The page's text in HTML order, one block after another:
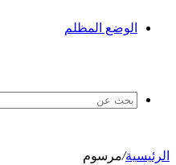
الوضع المظلم
الرئيسية/مرسوم